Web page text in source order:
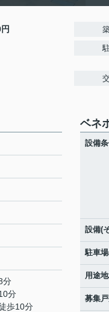
分
分
歩10分
ベネ
設備
設備(
駐車
用途
募集